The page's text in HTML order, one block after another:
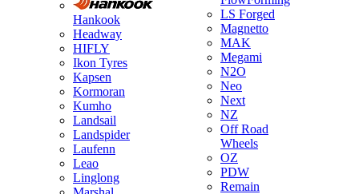
Hankook
Headway
HIFLY
Ikon Tyres
Kapsen
Kormoran
Kumho
Landsail
Landspider
Laufenn
Leao
Linglong
LS Forged
Magnetto
MAK
Megami
N2O
Neo
Next
NZ
Off Road
Wheels
OZ
PDW
Remain